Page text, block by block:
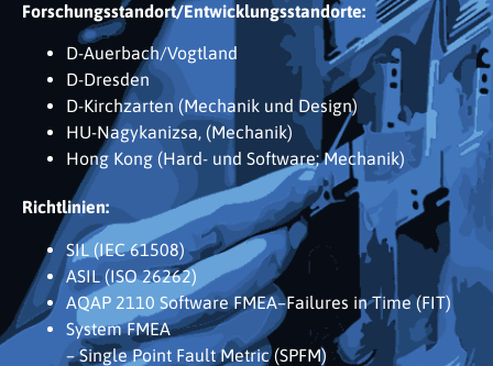
Forschungsstandort/Entwicklungsstandorte:
D-Auerbach/Vogtland
D-Dresden
D-Kirchzarten (Mechanik und Design)
HU-Nagykanizsa, (Mechanik)
Hong Kong (Hard- und Software; Mechanik)
Richtlinien:
SIL (IEC 61508)
ASIL (ISO 26262)
AQAP 2110 Software FMEA–Failures in Time (FIT)
System FMEA
– Single Point Fault Metric (SPFM)